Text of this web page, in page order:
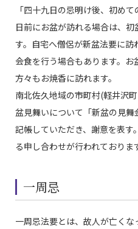
「四十九日の忌明け後、初め
日前にお盆が訪れる場合は、
す。自宅へ僧侶が新盆法要に
会食を行う場合もあります。
方々もお焼香に訪れます。
南北佐久地域の市町村(軽井沢
盆見舞いについて「新盆の見
記帳していただき、謝意を表す
る申し合わせが行われておりま
一周忌
一周忌法要とは、故人が亡く